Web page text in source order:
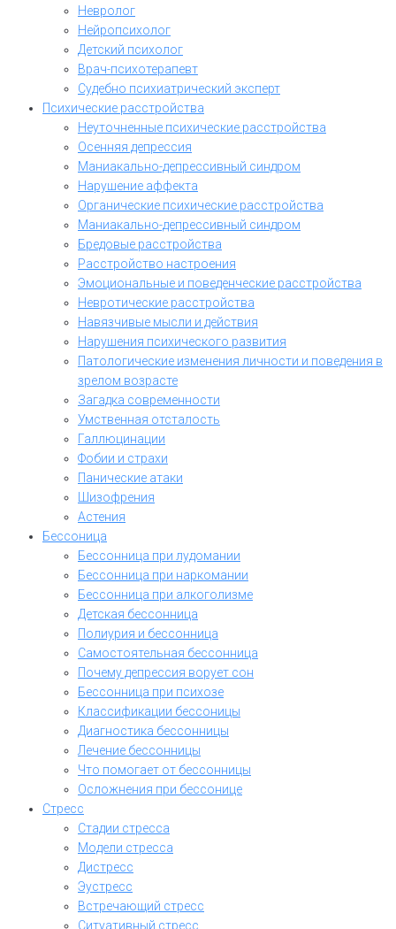
Невролог
Нейропсихолог
Детский психолог
Врач-психотерапевт
Судебно психиатрический эксперт
Психические расстройства
Неуточненные психические расстройства
Осенняя депрессия
Маниакально-депрессивный синдром
Нарушение аффекта
Органические психические расстройства
Маниакально-депрессивный синдром
Бредовые расстройства
Расстройство настроения
Эмоциональные и поведенческие расстройства
Невротические расстройства
Навязчивые мысли и действия
Нарушения психического развития
Патологические изменения личности и поведения в
зрелом возрасте
Загадка современности
Умственная отсталость
Галлюцинации
Фобии и страхи
Панические атаки
Шизофрения
Астения
Бессоница
Бессонница при лудомании
Бессонница при наркомании
Бессонница при алкоголизме
Детская бессонница
Полиурия и бессонница
Самостоятельная бессонница
Почему депрессия ворует сон
Бессонница при психозе
Классификации бессоницы
Диагностика бессонницы
Лечение бессонницы
Что помогает от бессонницы
Осложнения при бессонице
Стресс
Стадии стресса
Модели стресса
Дистресс
Эустресс
Встречающий стресс
Ситуативный стресс